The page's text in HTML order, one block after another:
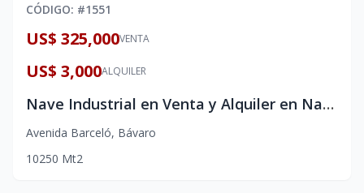
CÓDIGO: #1551
VENTA
US$ 325,000
ALQUILER
US$ 3,000
Nave Industrial en Venta y Alquiler en Naves San Rafael, Punta Cana | Ubicación Estratégica para tu Empresa
Avenida Barceló, Bávaro
10250 Mt2